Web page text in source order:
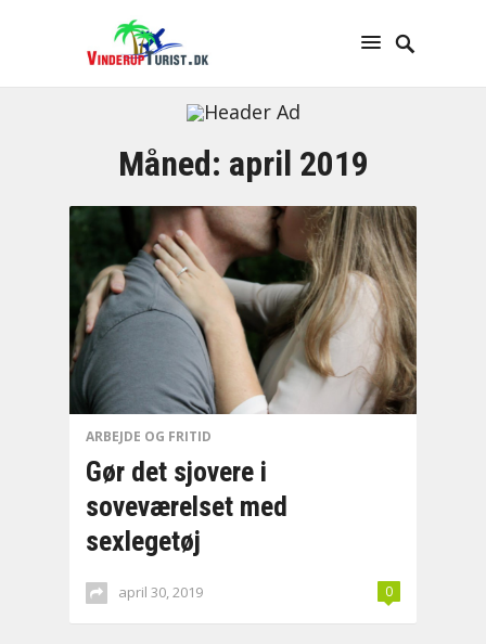
Måned: april 2019
ARBEJDE OG FRITID
Gør det sjovere i
soveværelset med
sexlegetøj
april 30, 2019 0